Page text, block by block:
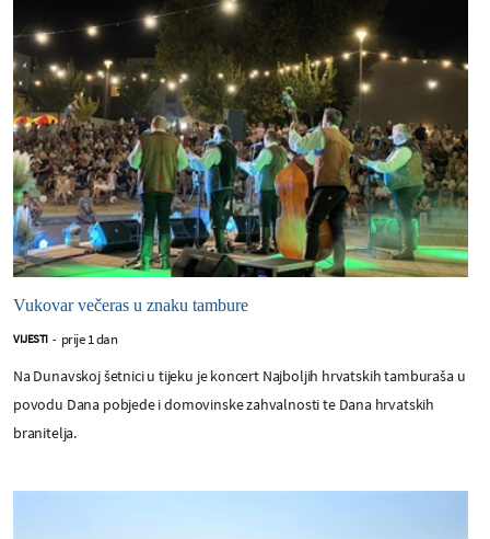
Vukovar večeras u znaku tambure
VIJESTI - prije 1 dan
Na Dunavskoj šetnici u tijeku je koncert Najboljih hrvatskih tamburaša u
povodu Dana pobjede i domovinske zahvalnosti te Dana hrvatskih
branitelja.